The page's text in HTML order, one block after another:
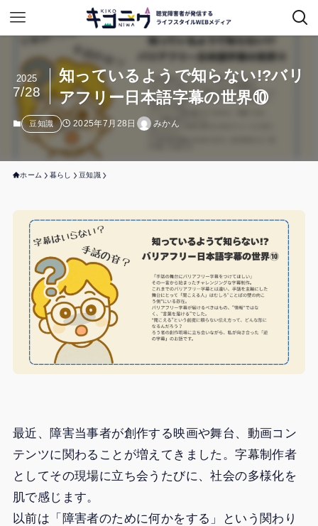
知っているようで知らない!?バリ
アフリー日本語字幕の世界⑩
2025
7/28
豆知識 2025年7月28日 みかん
ホーム 暮らし 豆知識
最近、障害当事者が創作する映画や舞台、動画コン
テンツに関わることが増えてきました。字幕制作者
としてその現場に立ち会うたびに、社会の多様化を
肌で感じます。
以前は「障害者のために何かをする」という関わり